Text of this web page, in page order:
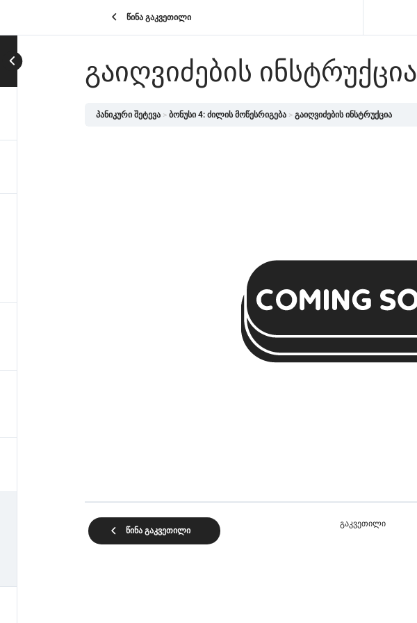
წინა გაკვეთილი
ᲒᲐᲘᲦᲕᲘᲫᲔᲑᲘᲡ ᲘᲜᲡᲢᲠᲣᲥᲪᲘᲐ
პანიკური შეტევა ბონუსი 4: ძილის მოწესრიგება გაიღვიძების ინსტრუქცია
წინა გაკვეთილი
გაკვეთილი